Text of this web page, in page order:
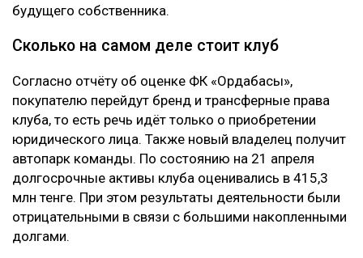
будущего собственника.
Сколько на самом деле стоит клуб
Согласно отчёту об оценке ФК «Ордабасы»,
покупателю перейдут бренд и трансферные права
клуба, то есть речь идёт только о приобретении
юридического лица. Также новый владелец получит
автопарк команды. По состоянию на 21 апреля
долгосрочные активы клуба оценивались в 415,3
млн тенге. При этом результаты деятельности были
отрицательными в связи с большими накопленными
долгами.